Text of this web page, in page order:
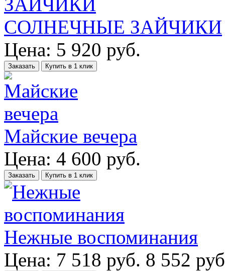
СОЛНЕЧНЫЕ ЗАЙЧИКИ
Цена: 5 920 руб.
Заказать Купить в 1 клик
Майские вечера
Цена: 4 600 руб.
Заказать Купить в 1 клик
Нежные воспоминания
Цена: 7 518 руб. 8 552